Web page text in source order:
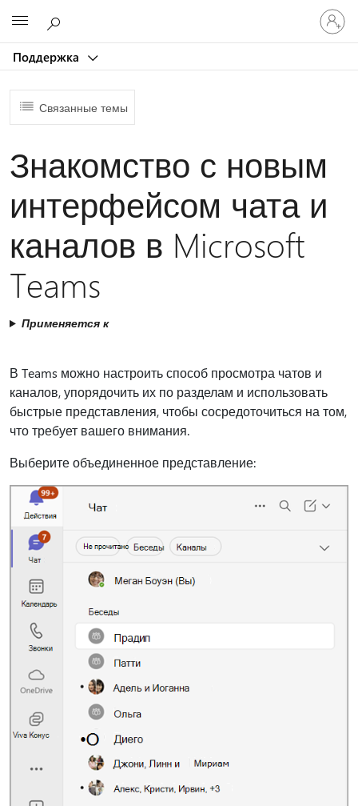
Поддержка
Связанные темы
Знакомство с новым
интерфейсом чата и
каналов в Microsoft
Teams
Применяется к
В Teams можно настроить способ просмотра чатов и
каналов, упорядочить их по разделам и использовать
быстрые представления, чтобы сосредоточиться на том,
что требует вашего внимания.
Выберите объединенное представление: